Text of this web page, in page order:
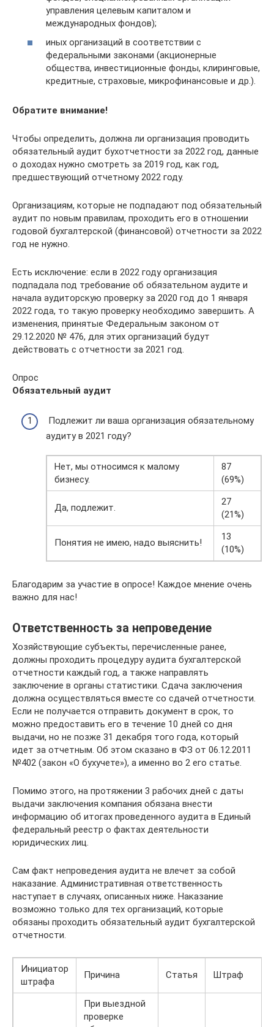
управления целевым капиталом и
международных фондов);
иных организаций в соответствии с
федеральными законами (акционерные
общества, инвестиционные фонды, клиринговые,
кредитные, страховые, микрофинансовые и др.).
Обратите внимание!
Чтобы определить, должна ли организация проводить
обязательный аудит бухотчетности за 2022 год, данные
о доходах нужно смотреть за 2019 год, как год,
предшествующий отчетному 2022 году.
Организациям, которые не подпадают под обязательный
аудит по новым правилам, проходить его в отношении
годовой бухгалтерской (финансовой) отчетности за 2022
год не нужно.
Есть исключение: если в 2022 году организация
подпадала под требование об обязательном аудите и
начала аудиторскую проверку за 2020 год до 1 января
2022 года, то такую проверку необходимо завершить. А
изменения, принятые Федеральным законом от
29.12.2020 № 476, для этих организаций будут
действовать с отчетности за 2021 год.
Опрос
Обязательный аудит
Подлежит ли ваша организация обязательному
аудиту в 2021 году?
Нет, мы относимся к малому
бизнесу.
87
(69%)
Да, подлежит.
27
(21%)
Понятия не имею, надо выяснить!
13
(10%)
Благодарим за участие в опросе! Каждое мнение очень
важно для нас!
Ответственность за непроведение
Хозяйствующие субъекты, перечисленные ранее,
должны проходить процедуру аудита бухгалтерской
отчетности каждый год, а также направлять
заключение в органы статистики. Сдача заключения
должна осуществляться вместе со сдачей отчетности.
Если не получается отправить документ в срок, то
можно предоставить его в течение 10 дней со дня
выдачи, но не позже 31 декабря того года, который
идет за отчетным. Об этом сказано в ФЗ от 06.12.2011
№402 (закон «О бухучете»), а именно во 2 его статье.
Помимо этого, на протяжении 3 рабочих дней с даты
выдачи заключения компания обязана внести
информацию об итогах проведенного аудита в Единый
федеральный реестр о фактах деятельности
юридических лиц.
Сам факт непроведения аудита не влечет за собой
наказание. Административная ответственность
наступает в случаях, описанных ниже. Наказание
возможно только для тех организаций, которые
обязаны проходить обязательный аудит бухгалтерской
отчетности.
Инициатор
штрафа
Причина Статья Штраф
При выездной
проверке